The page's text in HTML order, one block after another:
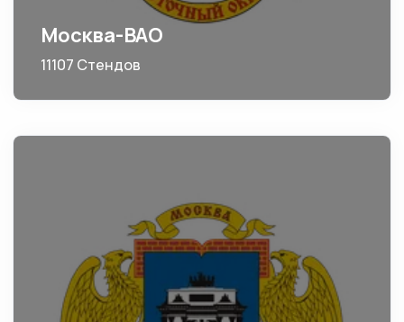
Москва-ВАО
11107 Стендов